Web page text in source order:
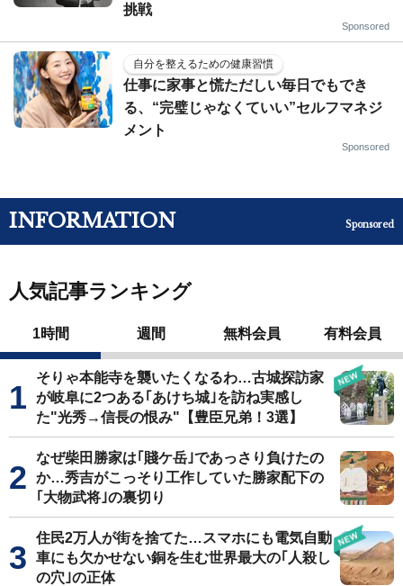
挑戦
Sponsored
自分を整えるための健康習慣
仕事に家事と慌ただしい毎日でもでき
る、“完璧じゃなくていい”セルフマネジ
メント
Sponsored
INFORMATION Sponsored
人気記事ランキング
1時間 週間 無料会員 有料会員
そりゃ本能寺を襲いたくなるわ…古城探訪家
が岐阜に2つある｢あけち城｣を訪ね実感し
た"光秀→信長の恨み"【豊臣兄弟！3選】
なぜ柴田勝家は｢賤ケ岳｣であっさり負けたの
か…秀吉がこっそり工作していた勝家配下の
｢大物武将｣の裏切り
住民2万人が街を捨てた…スマホにも電気自動
車にも欠かせない銅を生む世界最大の｢人殺し
の穴｣の正体